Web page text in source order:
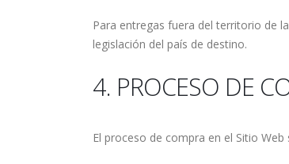
Para entregas fuera del territorio de
legislación del país de destino.
4. PROCESO DE
El proceso de compra en el Sitio